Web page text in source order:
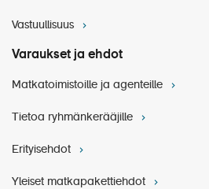
Vastuullisuus
Varaukset ja ehdot
Matkatoimistoille ja agenteille
Tietoa ryhmänkerääjille
Erityisehdot
Yleiset matkapakettiehdot